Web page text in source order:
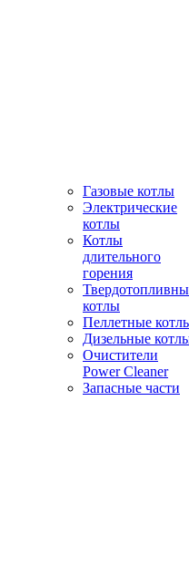
Газовые котлы
Электрические
котлы
Котлы
длительного
горения
котлы
Пеллетные
Дизельные
Очистители
Power Cleaner
Запасные части